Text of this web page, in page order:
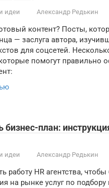
идеи Александр Редькин
контент? Посты,
— заслуга автора,
для соцсетей.
помогут правильно
бизнес-план:
идеи Александр Редькин
работу HR агентства,
на рынке услуг по подбору